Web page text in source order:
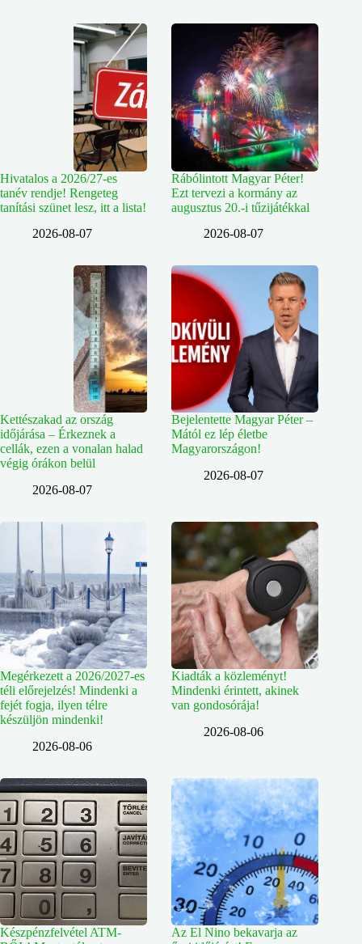
Hivatalos a 2026/27-es
tanév rendje! Rengeteg
tanítási szünet lesz, itt a lista!
2026-08-07
Rábólintott Magyar Péter!
Ezt tervezi a kormány az
augusztus 20.-i tűzijátékkal
2026-08-07
Kettészakad az ország
időjárása – Érkeznek a
cellák, ezen a vonalan halad
végig órákon belül
2026-08-07
Bejelentette Magyar Péter –
Mától ez lép életbe
Magyarországon!
2026-08-07
Megérkezett a 2026/2027-es
téli előrejelzés! Mindenki a
fejét fogja, ilyen télre
készüljön mindenki!
2026-08-06
Kiadták a közleményt!
Mindenki érintett, akinek
van gondosórája!
2026-08-06
Készpénzfelvétel ATM-
Az El Nino bekavarja az